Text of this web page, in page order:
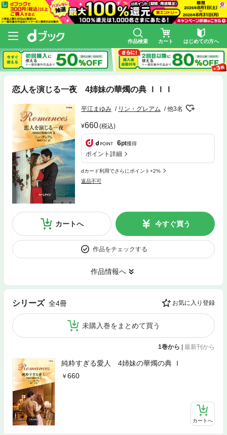
作品検索 カート はじめての方へ
恋人を演じる一夜 4姉妹の華燭の典 ＩＩＩ
平江まゆみ リン・グレアム 他3名
660(税込)
6pt獲得
ポイント詳細
dカード利用でさらにポイント+2%
返品不可
カートへ 今すぐ買う
作品をチェックする
作品情報へ
シリーズ 全4冊 お気に入り登録
未購入巻をまとめて買う
1巻から 最新刊から
純粋すぎる愛人 4姉妹の華燭の典 Ｉ
660
カートへ